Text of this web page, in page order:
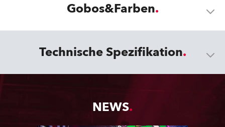
Gobos&Farben
Technische Spezifikation
NEWS